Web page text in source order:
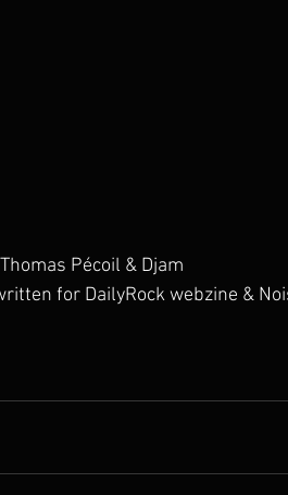
Pécoil & Djam
for DailyRock webzine &